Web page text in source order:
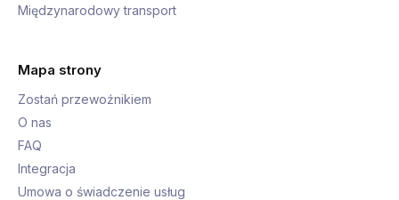
Międzynarodowy transport
Mapa strony
Zostań przewoźnikiem
O nas
FAQ
Integracja
Umowa o świadczenie usług